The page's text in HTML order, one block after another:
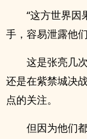
“这方世界因
手，容易泄露他
这是张亮几
还是在紫禁城决
点的关注。
但因为他们